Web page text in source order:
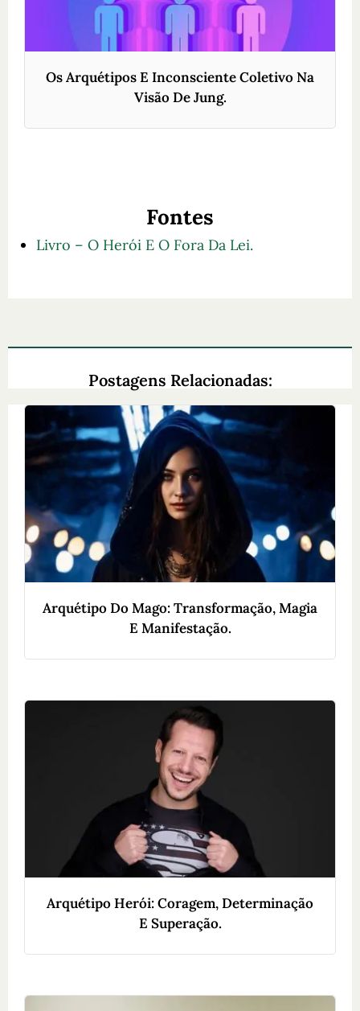
Os Arquétipos E Inconsciente Coletivo Na
Visão De Jung.
Fontes
Livro – O Herói E O Fora Da Lei.
Postagens Relacionadas:
Arquétipo Do Mago: Transformação, Magia
E Manifestação.
Arquétipo Herói: Coragem, Determinação
E Superação.